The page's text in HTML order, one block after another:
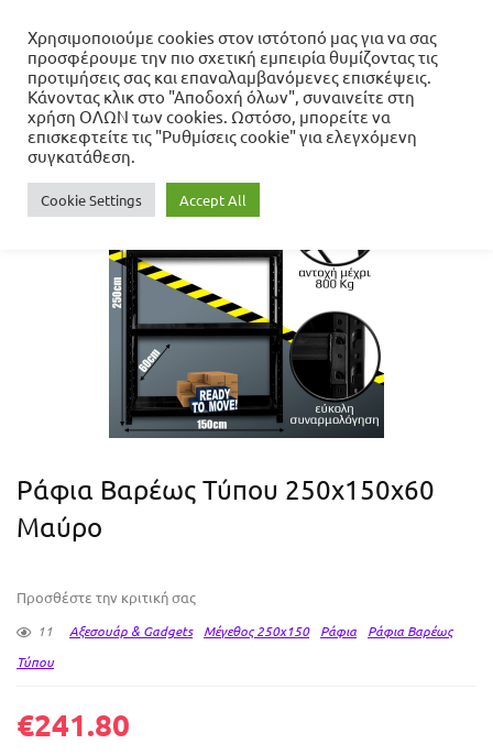
Αρχική σελίδα Αξεσουάρ & Gadgets
Ράφια
Ράφια Βαρέως Τύπου
Μέγεθος 250x150
Ράφια Βαρέως
Τύπου 250x150x60 Μαύρο
Ράφια Βαρέως Τύπου 250x150x60
Μαύρο
Προσθέστε την κριτική σας
11 Αξεσουάρ & Gadgets Μέγεθος 250x150 Ράφια
Ράφια Βαρέως
Τύπου
€241.80
Χρησιμοποιούμε cookies στον ιστότοπό μας για να σας
προσφέρουμε την πιο σχετική εμπειρία θυμίζοντας τις
προτιμήσεις σας και επαναλαμβανόμενες επισκέψεις.
Κάνοντας κλικ στο "Αποδοχή όλων", συναινείτε στη
χρήση ΟΛΩΝ των cookies. Ωστόσο, μπορείτε να
επισκεφτείτε τις "Ρυθμίσεις cookie" για ελεγχόμενη
συγκατάθεση.
Cookie Settings Accept All